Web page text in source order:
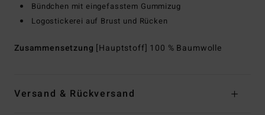
Bündchen mit eingefasstem Gummizug
Logostickerei auf Brust und Rücken
Zusammensetzung [Hauptstoff] 100 % Baumwolle
Versand & Rückversand